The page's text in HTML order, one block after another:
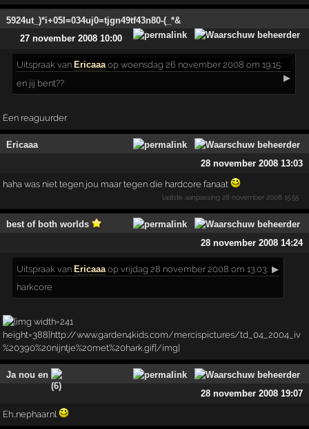
5924ut_)*i+05I=034uj0=tjgn49tf43n80-(_*&
27 november 2008 10:00
Uitspraak van Ericaaaop woensdag 26 november 2008 om 19:15:
▶
en jij bent??
Een reaguurder
Ericaaa
28 november 2008 13:03
haha was niet tegen jou maar tegen die hardcore fanaat
laatste aanpassing 28 november 2008 15:55
best of both worlds
28 november 2008 14:24
Uitspraak vanEricaaa op vrijdag 28 november 2008 om 13:03: ▶
harkcore
Ja nou en
28 november 2008 19:07
Eh..nephaar.nl